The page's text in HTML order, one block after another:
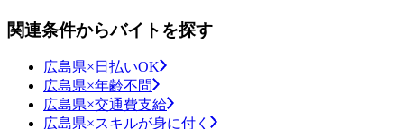
関連条件からバイトを探す
広島県×日払いOK
広島県×年齢不問
広島県×交通費支給
広島県×スキルが身に付く